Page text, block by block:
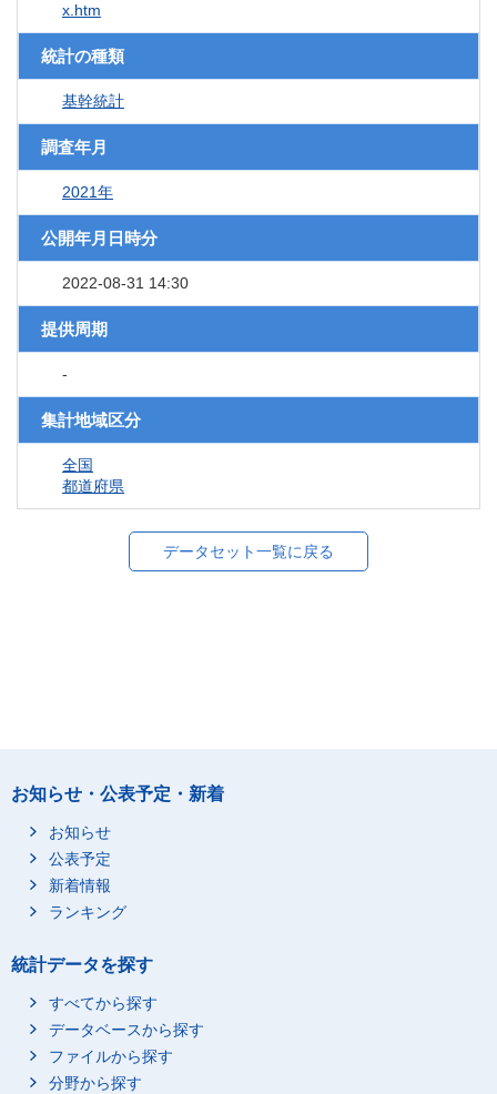
x.htm
統計の種類
基幹統計
調査年月
2021年
公開年月日時分
2022-08-31 14:30
提供周期
-
集計地域区分
全国
都道府県
データセット一覧に戻る
お知らせ・公表予定・新着
お知らせ
公表予定
新着情報
ランキング
統計データを探す
すべてから探す
データベースから探す
ファイルから探す
分野から探す